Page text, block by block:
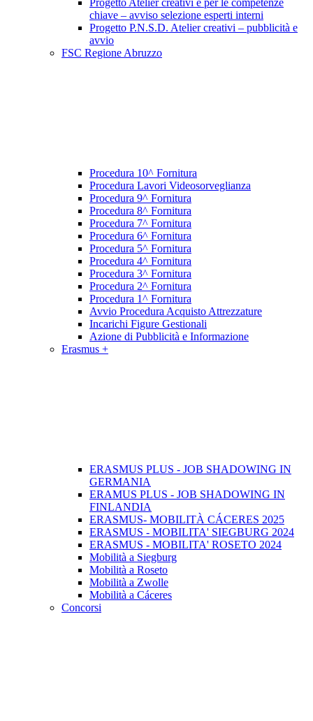
Progetto Atelier creativi e per le competenze
chiave – avviso selezione esperti interni
Progetto P.N.S.D. Atelier creativi – pubblicità e
avvio
FSC Regione Abruzzo
Procedura 10^ Fornitura
Procedura Lavori Videosorveglianza
Procedura 9^ Fornitura
Procedura 8^ Fornitura
Procedura 7^ Fornitura
Procedura 6^ Fornitura
Procedura 5^ Fornitura
Procedura 4^ Fornitura
Procedura 3^ Fornitura
Procedura 2^ Fornitura
Procedura 1^ Fornitura
Avvio Procedura Acquisto Attrezzature
Incarichi Figure Gestionali
Azione di Pubblicità e Informazione
Erasmus +
ERASMUS PLUS - JOB SHADOWING IN
GERMANIA
ERAMUS PLUS - JOB SHADOWING IN
FINLANDIA
ERASMUS- MOBILITÀ CÁCERES 2025
ERASMUS - MOBILITA' SIEGBURG 2024
ERASMUS - MOBILITA' ROSETO 2024
Mobilità a Siegburg
Mobilità a Roseto
Mobilità a Zwolle
Mobilità a Cáceres
Concorsi